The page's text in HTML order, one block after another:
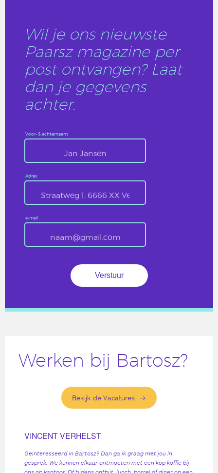
Wil je ons nieuwste
Paarsz magazine per
post ontvangen? Laat
dan je gegevens
achter.
Voor- & achternaam
Adres
e-mail
Werken bij Bartosz?
Bekijk de Vacatures
VINCENT VERHELST
Geïnteresseerd in Bartosz? Dan ga ik graag met jou in
gesprek. We kunnen elkaar ontmoeten met een kop koffie bij
ons op kantoor. Of tijdens ontbijt, lunch, borrel of diner op een